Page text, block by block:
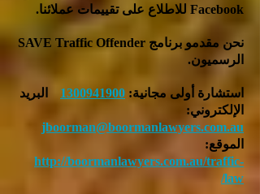
Facebook للاطلاع على تقييمات عملائنا.
نحن مقدمو برنامج SAVE Traffic Offender
الرسميون.
استشارة أولى مجانية: 1300941900
البريد
الإلكتروني:
jboorman@boormanlawyers.com.au
الموقع:
http://boormanlawyers.com.au/traffic-
law/